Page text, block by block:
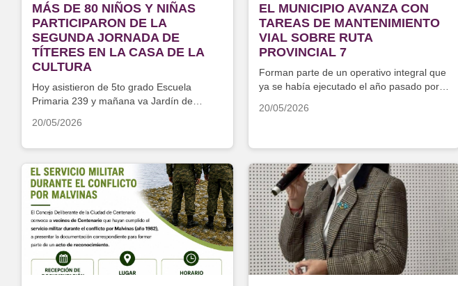
MÁS DE 80 NIÑOS Y NIÑAS
PARTICIPARON DE LA
SEGUNDA JORNADA DE
TÍTERES EN LA CASA DE LA
CULTURA
Hoy asistieron de 5to grado Escuela
Primaria 239 y mañana va Jardín de
20/05/2026
EL MUNICIPIO AVANZA CON
TAREAS DE MANTENIMIENTO
VIAL SOBRE RUTA
PROVINCIAL 7
Forman parte de un operativo integral que
ya se había ejecutado el año pasado por
20/05/2026